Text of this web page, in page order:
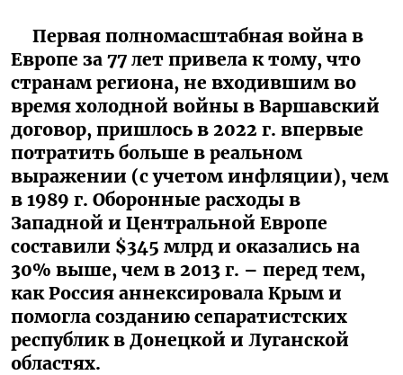
Первая полномасштабная война в
Европе за 77 лет привела к тому, что
странам региона, не входившим во
время холодной войны в Варшавский
договор, пришлось в 2022 г. впервые
потратить больше в реальном
выражении (с учетом инфляции), чем
в 1989 г. Оборонные расходы в
Западной и Центральной Европе
составили $345 млрд и оказались на
30% выше, чем в 2013 г. – перед тем,
как Россия аннексировала Крым и
помогла созданию сепаратистских
республик в Донецкой и Луганской
областях.